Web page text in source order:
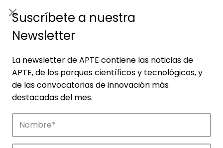
Suscríbete a nuestra
Newsletter
La newsletter de APTE contiene las noticias de
APTE, de los parques científicos y tecnológicos, y
de las convocatorias de innovación más
destacadas del mes.